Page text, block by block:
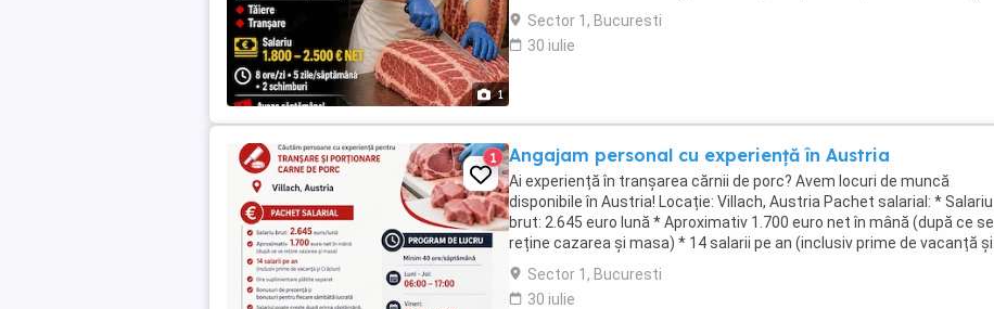
1
noapte), cu posibilitate ...
Sector 1, Bucuresti
30 iulie
1 Angajam personal cu experiență în Austria
Ai experiență în tranșarea cărnii de porc? Avem locuri de muncă
disponibile în Austria! Locație: Villach, Austria Pachet salarial: * Salariu
brut: 2.645 euro lună * Aproximativ 1.700 euro net în mână (după ce se
reține cazarea și masa) * 14 salarii pe an (inclusiv prime de vacanță și
Crăciun) * ...
Sector 1, Bucuresti
30 iulie